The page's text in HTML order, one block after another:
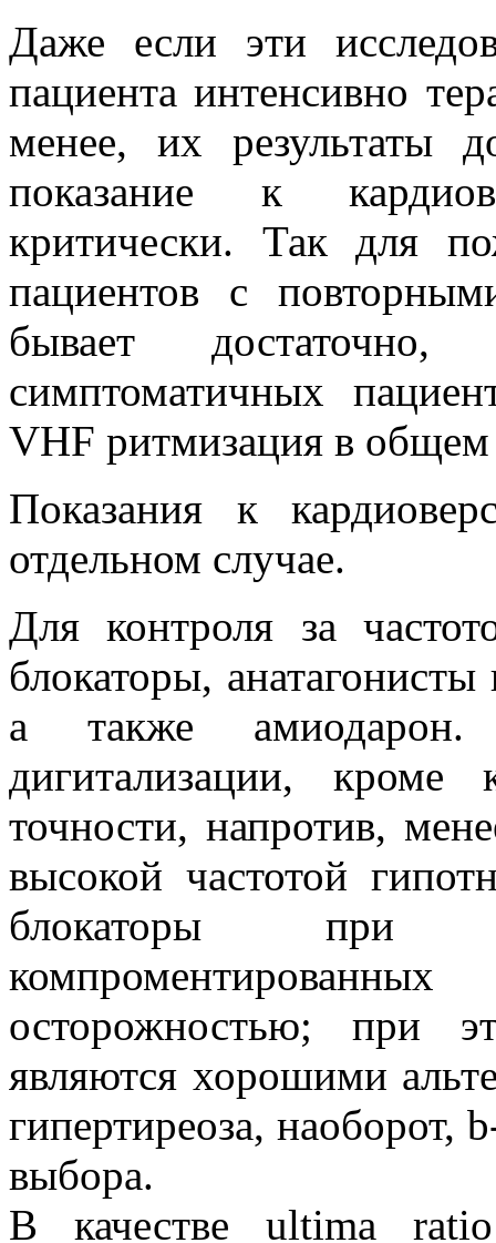
Даже если эти
пациента интенсивно
менее, их результаты
показание к
критически. Так для
пациентов с
бывает
симптоматичных
VHF ритмизация в общем
Показания к
отдельном случае.
Для контроля за
блокаторы,
а также амиодарон.
дигитализации, кроме
точности, напротив,
высокой частотой
блокаторы при
осторожностью; при
являются хорошими
гипертиреоза, наоборот,
выбора.
В качестве ultima